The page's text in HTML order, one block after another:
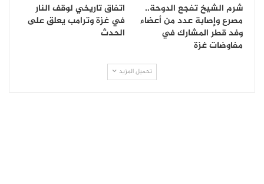
شرم الشيخ تفجع الدوحة..
مصرع وإصابة عدد من أعضاء
وفد قطر المشارك في
مفاوضات غزة
اتفاق تاريخي لوقف النار
في غزة وترامب يعلق على
الحدث
تحميل المزيد